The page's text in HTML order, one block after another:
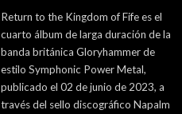
Return to the Kingdom of Fife es el
cuarto álbum de larga duración de la
banda británica Gloryhammer de
estilo Symphonic Power Metal,
publicado el 02 de junio de 2023, a
través del sello discográfico Napalm